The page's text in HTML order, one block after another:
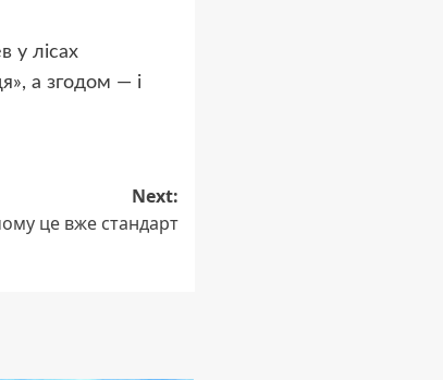
у лісах
а згодом — і
Next:
це вже стандарт